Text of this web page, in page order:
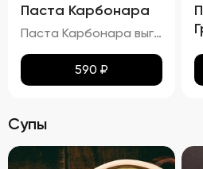
Паста Карбонара
Паста Карбонара выглядит аппетитно, с глянцевыми макаронами, покрытыми сливочно-яичным соусом. Пармезан и базилик добавляют контраст и завершают внешний вид блюда, делая его еще более привлекательным. Вкус пасты Карбонара насыщен сливочными нотками, с оттенками копчёного вкуса грудинки и лёгкими нюансами чеснока и лука. Запах блюда богат и манящ, с ароматами чеснока, лука и пармезана. Консистенция пасты идеальна: макароны упругие (al dente), а соус густой и обволакивает каждую макаронину. Грудинка хрустящая снаружи и нежная внутри, что добавляет блюду особую текстурную сложность.
590 ₽
Супы